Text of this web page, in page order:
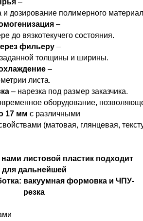
–
и дозирование полимерного
–
до вязкотекучего состояния.
фильеру –
заданной толщины и ширины.
–
листа.
– нарезка под размер заказчика.
оборудование,
17 мм с различными
(матовая, глянцевая,
листовой пластик подходит
для дальнейшей
вакуумная формовка и ЧПУ-
резка